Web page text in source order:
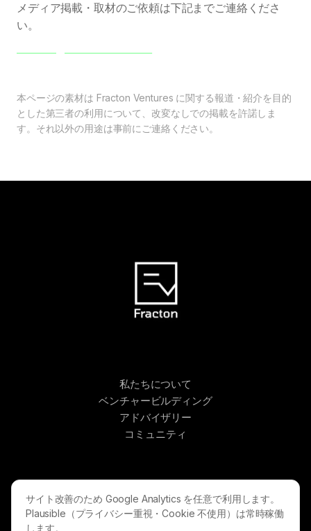
メディア掲載・取材のご依頼は下記までご連絡くださ
い。
本ページの素材は Fracton Ventures に関する報道・紹介を目的
とした第三者の利用について、改変なしでの掲載を許諾しま
す。それ以外の用途は事前にご連絡ください。
私たちについて
ベンチャービルディング
アドバイザリー
コミュニティ
ニュース
リソース
サイト改善のため Google Analytics を任意で利用します。
Plausible（プライバシー重視・Cookie 不使用）は常時稼働
します。